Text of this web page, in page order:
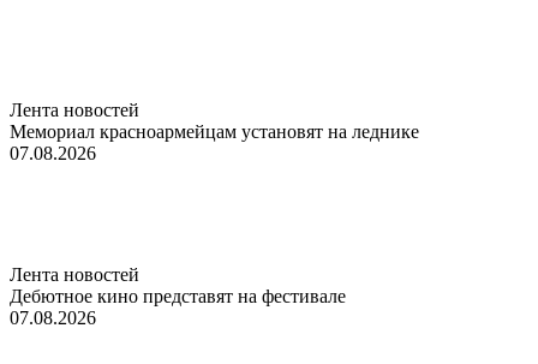
Лента новостей
Мемориал красноармейцам установят на леднике
07.08.2026
Лента новостей
Дебютное кино представят на фестивале
07.08.2026